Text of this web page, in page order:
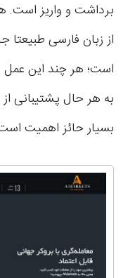
برداشت و واریز است.
از زبان فارسی طبیعتا
است؛ هر چند این عمل
به هر حال پشتیبانی از
بسیار حائز اهمیت